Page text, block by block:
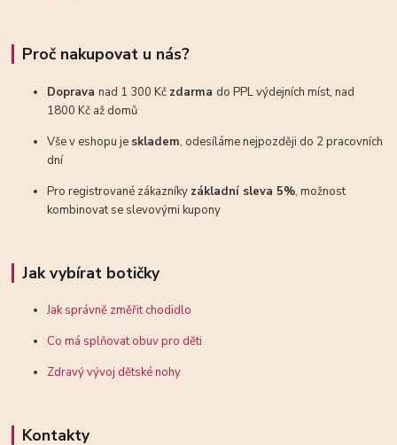
Proč nakupovat u nás?
Dopravanad 1 300 Kč zdarma do PPL výdejních míst, nad
1800 Kč až domů
Vše v eshopu je skladem, odesíláme nejpozději do 2 pracovních
dní
Pro registrované zákazníky základní sleva 5%, možnost
kombinovat se slevovými kupony
Jak vybírat botičky
Jak správně změřit chodidlo
Co má splňovat obuv pro děti
Zdravý vývoj dětské nohy
Kontakty